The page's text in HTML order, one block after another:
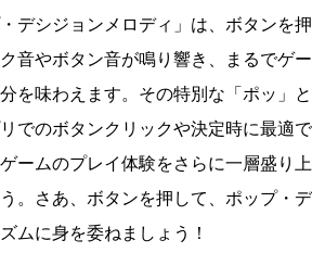
デシジョンメロディ」は、ボタンを押
音やボタン音が鳴り響き、まるでゲー
を味わえます。その特別な「ポッ」と
でのボタンクリックや決定時に最適で
ームのプレイ体験をさらに一層盛り上
。さあ、ボタンを押して、ポップ・デ
ムに身を委ねましょう！